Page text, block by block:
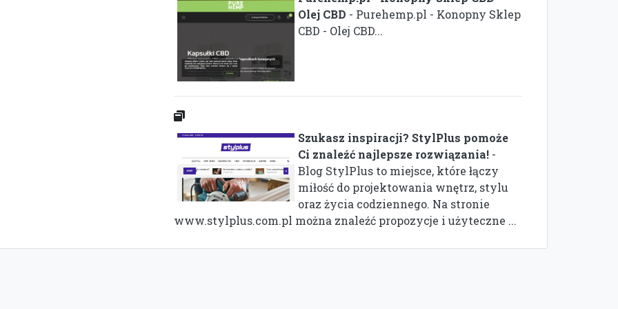
Olej CBD - Purehemp.pl - Konopny Sklep
CBD - Olej CBD...
Szukasz inspiracji? StylPlus pomoże
Ci znaleźć najlepsze rozwiązania! -
Blog StylPlus to miejsce, które łączy
miłość do projektowania wnętrz, stylu
oraz życia codziennego. Na stronie
www.stylplus.com.pl można znaleźć propozycje i użyteczne ...